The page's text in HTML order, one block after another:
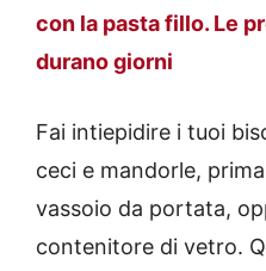
con la pasta fillo. Le
durano giorni
Fai intiepidire i tuoi
ceci e mandorle,
vassoio da portata,
contenitore di vetro.